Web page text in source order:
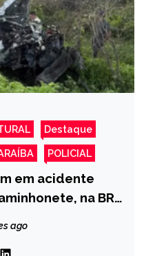
Destaque
POLICIAL
em acidente
na BR-
ago